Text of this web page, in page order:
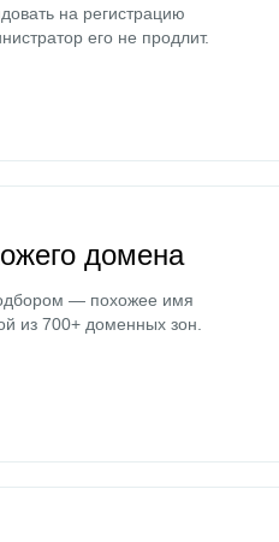
на регистрацию
его не продлит.
домена
— похожее имя
из 700+ доменных зон.